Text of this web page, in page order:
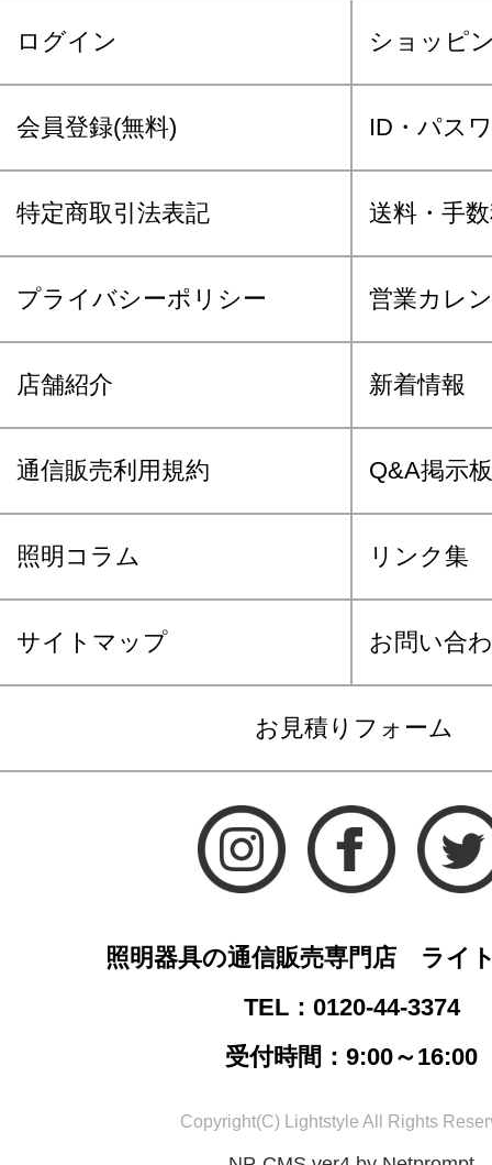
ログイン ショッピ
会員登録(無料) ID・パス
特定商取引法表記 送料・手
プライバシーポリシー 営業カレ
店舗紹介 新着情報
通信販売利用規約 Q&A掲示板
照明コラム リンク集
サイトマップ お問い合
お見積りフォーム
照明器具の通信販売専門店 ライ
TEL：0120-44-3374
受付時間：9:00～16:00
Copyright(C) Lightstyle All Rights